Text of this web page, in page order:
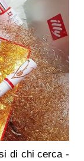
di chi cerca -